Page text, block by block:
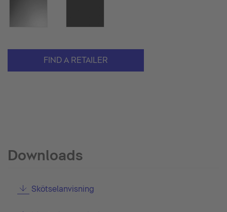
FIND A RETAILER
Downloads
Skötselanvisning